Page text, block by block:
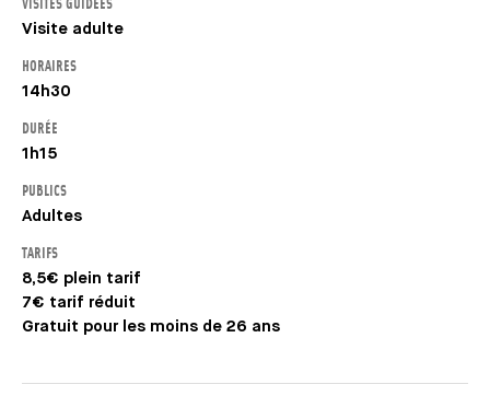
VISITES GUIDÉES
Visite adulte
HORAIRES
14h30
DURÉE
1h15
PUBLICS
Adultes
TARIFS
8,5€ plein tarif
7€ tarif réduit
Gratuit pour les moins de 26 ans